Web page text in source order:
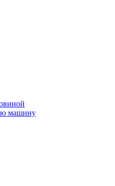
машину